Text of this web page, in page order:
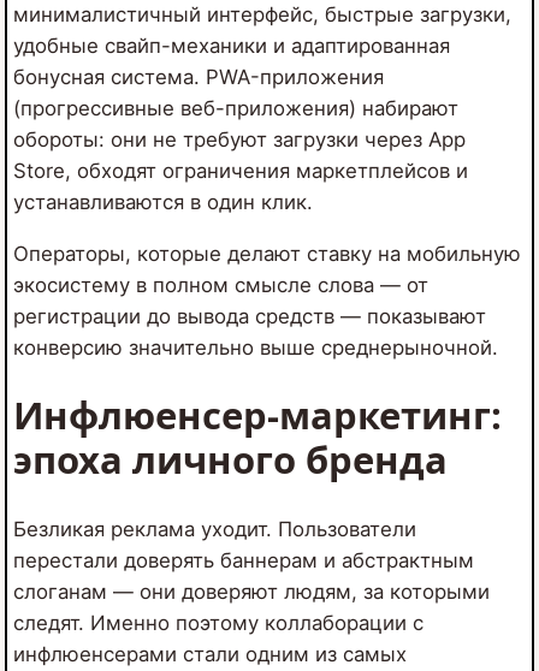
минималистичный интерфейс, быстрые загрузки,
удобные свайп-механики и адаптированная
бонусная система. PWA-приложения
(прогрессивные веб-приложения) набирают
обороты: они не требуют загрузки через App
Store, обходят ограничения маркетплейсов и
устанавливаются в один клик.
Операторы, которые делают ставку на мобильную
экосистему в полном смысле слова — от
регистрации до вывода средств — показывают
конверсию значительно выше среднерыночной.
Инфлюенсер-маркетинг:
эпоха личного бренда
Безликая реклама уходит. Пользователи
перестали доверять баннерам и абстрактным
слоганам — они доверяют людям, за которыми
следят. Именно поэтому коллаборации с
инфлюенсерами стали одним из самых